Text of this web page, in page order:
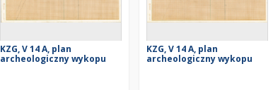
KZG, V 14 A, plan
archeologiczny wykopu
KZG, V 14 A, plan
archeologiczny wykopu